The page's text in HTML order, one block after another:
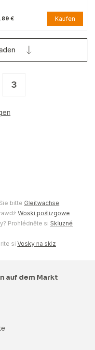
€ Kaufen
3
bitte Gleitwachse
Woski poślizgowe
Prohlédněte si Skluzné
si Vosky na sklz
auf dem Markt